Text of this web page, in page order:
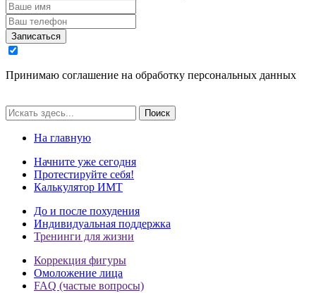
Записаться
Принимаю соглашение на обработку персональных данных
Поиск
На главную
Начните уже сегодня
Протестируйте себя!
Калькулятор ИМТ
До и после похудения
Индивидуальная поддержка
Тренинги для жизни
Коррекция фигуры
Омоложение лица
FAQ (частые вопросы)